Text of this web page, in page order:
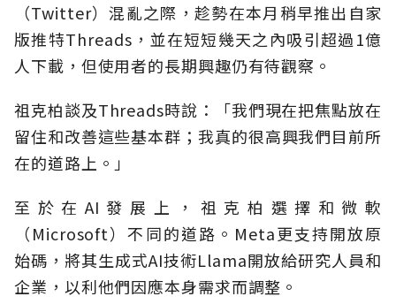
（Twitter）混亂之際，趁勢在本月稍早推出自家
版推特Threads，並在短短幾天之內吸引超過1億
人下載，但使用者的長期興趣仍有待觀察。
祖克柏談及Threads時說：「我們現在把焦點放在
留住和改善這些基本群；我真的很高興我們目前所
在的道路上。」
至於在AI發展上，祖克柏選擇和微軟
（Microsoft）不同的道路。Meta更支持開放原
始碼，將其生成式AI技術Llama開放給研究人員和
企業，以利他們因應本身需求而調整。